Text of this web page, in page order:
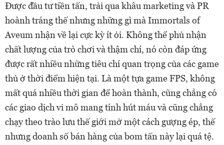
Được đầu tư tiền tấn, trải qua khâu marketing và PR
hoành tráng thế nhưng những gì mà Immortals of
Aveum nhận về lại cực kỳ ít ỏi. Không thể phủ nhận
chất lượng của trò chơi và thậm chí, nó còn đáp ứng
được rất nhiều những tiêu chí quan trọng của các game
thủ ở thời điểm hiện tại. Là một tựa game FPS, không
mất quá nhiều thời gian để hoàn thành, cũng chẳng có
các giao dịch vi mô mang tính hút máu và cũng chẳng
chạy theo trào lưu thế giới mở một cách gượng ép, thế
nhưng doanh số bán hàng của bom tấn này lại quá tệ.